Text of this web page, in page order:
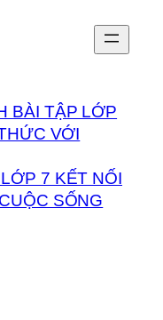
BÀI TẬP LỚP
VỚI
7 KẾT NỐI
SỐNG